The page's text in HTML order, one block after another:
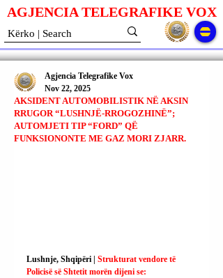
AGJENCIA TELEGRAFIKE VOX
AKSIDENT AUTOMOBILISTIK NË AKSIN
RRUGOR “LUSHNJË-RROGOZHINË”;
AUTOMJETI TIP “FORD” QË
FUNKSIONONTE ME GAZ MORI ZJARR.
Agjencia Telegrafike Vox
Nov 22, 2025
Lushnje, Shqipëri | Strukturat vendore të
Policisë së Shtetit morën dijeni se: